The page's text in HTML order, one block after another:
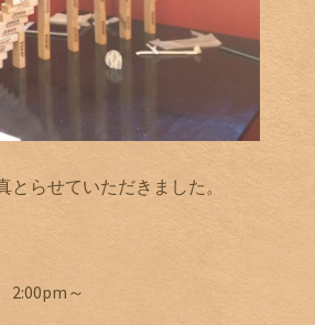
とらせていただきました。
～